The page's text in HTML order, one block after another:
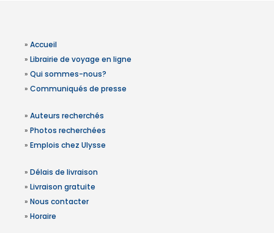
» Accueil
» Librairie de voyage en ligne
» Qui sommes-nous?
» Communiqués de presse
» Auteurs recherchés
» Photos recherchées
» Emplois chez Ulysse
» Délais de livraison
» Livraison gratuite
» Nous contacter
» Horaire